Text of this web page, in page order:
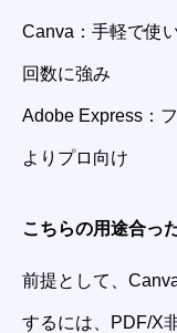
Canva：手軽で使
回数に強み
Adobe Express：
よりプロ向け
こちらの用途合っ
前提として、
するには、PDF/X